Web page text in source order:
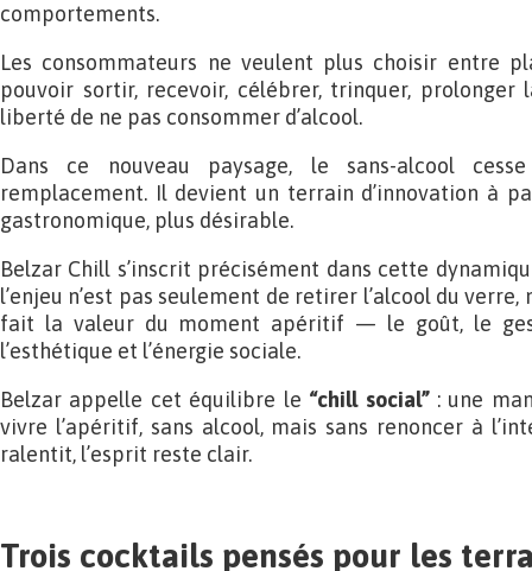
comportements.
Les consommateurs ne veulent plus choisir entre
pouvoir sortir, recevoir, célébrer, trinquer,
liberté de ne pas consommer d’alcool.
Dans ce nouveau paysage, le sans-alcool
remplacement. Il devient un terrain d’innovation à
gastronomique, plus désirable.
Belzar Chill s’inscrit précisément dans cette
l’enjeu n’est pas seulement de retirer l’alcool du
fait la valeur du moment apéritif — le goût, le
l’esthétique et l’énergie sociale.
Belzar appelle cet équilibre le “chill social”: une
vivre l’apéritif, sans alcool, mais sans renoncer à
ralentit, l’esprit reste clair.
Trois cocktails pensés pour les